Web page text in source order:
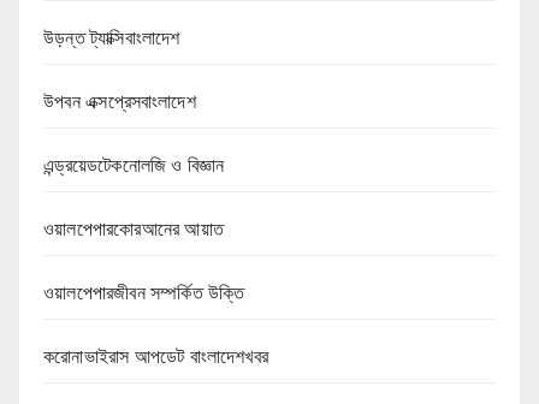
উড়ন্ত ট্যাক্সিবাংলাদেশ
উপবন এক্সপ্রেসবাংলাদেশ
এন্ড্রয়েডটেকনোলজি ও বিজ্ঞান
ওয়ালপেপারকোরআনের আয়াত
ওয়ালপেপারজীবন সম্পর্কিত উক্তি
করোনাভাইরাস আপডেট বাংলাদেশখবর